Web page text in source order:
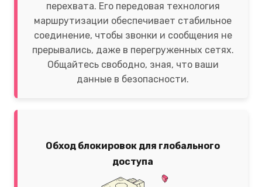
перехвата. Его передовая технология
маршрутизации обеспечивает стабильное
соединение, чтобы звонки и сообщения не
прерывались, даже в перегруженных сетях.
Общайтесь свободно, зная, что ваши
данные в безопасности.
Обход блокировок для глобального
доступа